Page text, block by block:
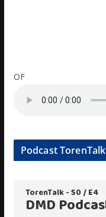
OF
Podcast TorenTalk